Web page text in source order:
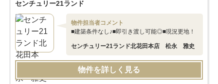
センチュリー21ランド
物件担当者コメント
■建築条件なし♪■即引き渡し可能◎■現況更地！
センチュリー21ランド北花田本店 松永 雅史
物件を詳しく見る